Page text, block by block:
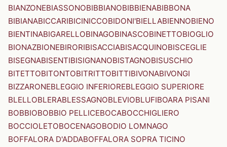
BIANZONEBIASSONOBIBBIANOBIBBIENABIBBONA
BIBIANABICCARIBICINICCOBIDONI'BIELLABIENNOBIENO
BIENTINABIGARELLOBINAGOBINASCOBINETTOBIOGLIO
BIONAZBIONEBIRORIBISACCIABISACQUINOBISCEGLIE
BISEGNABISENTIBISIGNANOBISTAGNOBISUSCHIO
BITETTOBITONTOBITRITTOBITTIBIVONABIVONGI
BIZZARONEBLEGGIO INFERIOREBLEGGIO SUPERIORE
BLELLOBLERABLESSAGNOBLEVIOBLUFIBOARA PISANI
BOBBIOBOBBIO PELLICEBOCABOCCHIGLIERO
BOCCIOLETOBOCENAGOBODIO LOMNAGO
BOFFALORA D'ADDABOFFALORA SOPRA TICINO